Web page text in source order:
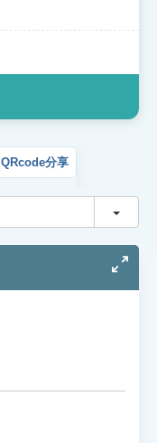
QRcode分享
切換